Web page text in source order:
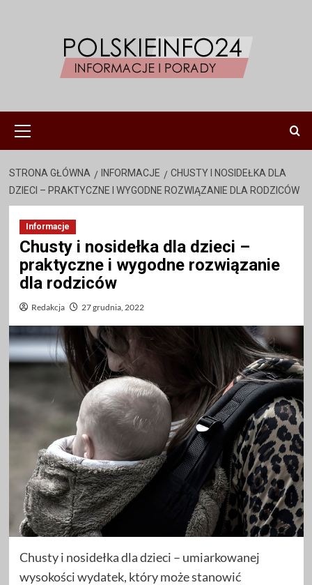
główne
STRONA GŁÓWNA INFORMACJE
CHUSTY I NOSIDEŁKA DLA
DZIECI – PRAKTYCZNE I WYGODNE ROZWIĄZANIE DLA RODZICÓW
Informacje
Chusty i nosidełka dla dzieci –
praktyczne i wygodne rozwiązanie
dla rodziców
Redakcja 27 grudnia, 2022
Chusty i nosidełka dla dzieci – umiarkowanej
wysokości wydatek, który może stanowić